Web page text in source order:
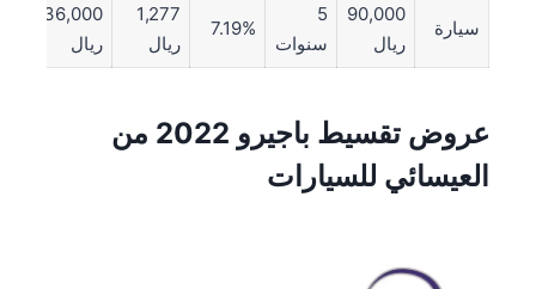
سيارة
90,000
ريال
5
سنوات
7.19%
1,277
ريال
36,000
ريال
عروض تقسيط باجيرو 2022 من
العيسائي للسيارات